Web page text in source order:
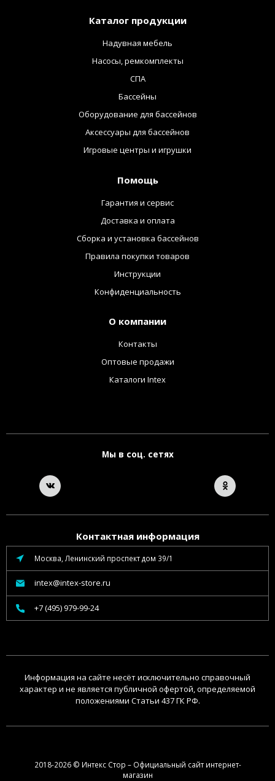
Каталог продукции
Надувная мебель
Насосы, ремкомплекты
СПА
Бассейны
Оборудование для бассейнов
Аксессуары для бассейнов
Игровые центры и игрушки
Помощь
Гарантия и сервис
Доставка и оплата
Сборка и установка бассейнов
Правила покупки товаров
Инструкции
Конфиденциальность
О компании
Контакты
Оптовые продажи
Каталоги Intex
Мы в соц. сетях
Контактная информация
Москва, Ленинский проспект дом 39/1
intex@intex-store.ru
+7 (495) 979-99-24
Информация на сайте несёт исключительно справочный
характер и не является публичной офертой, определяемой
положениями Статьи 437 ГК РФ.
2018-2026 © Интекс Стор – Официальный сайт интернет-
магазин